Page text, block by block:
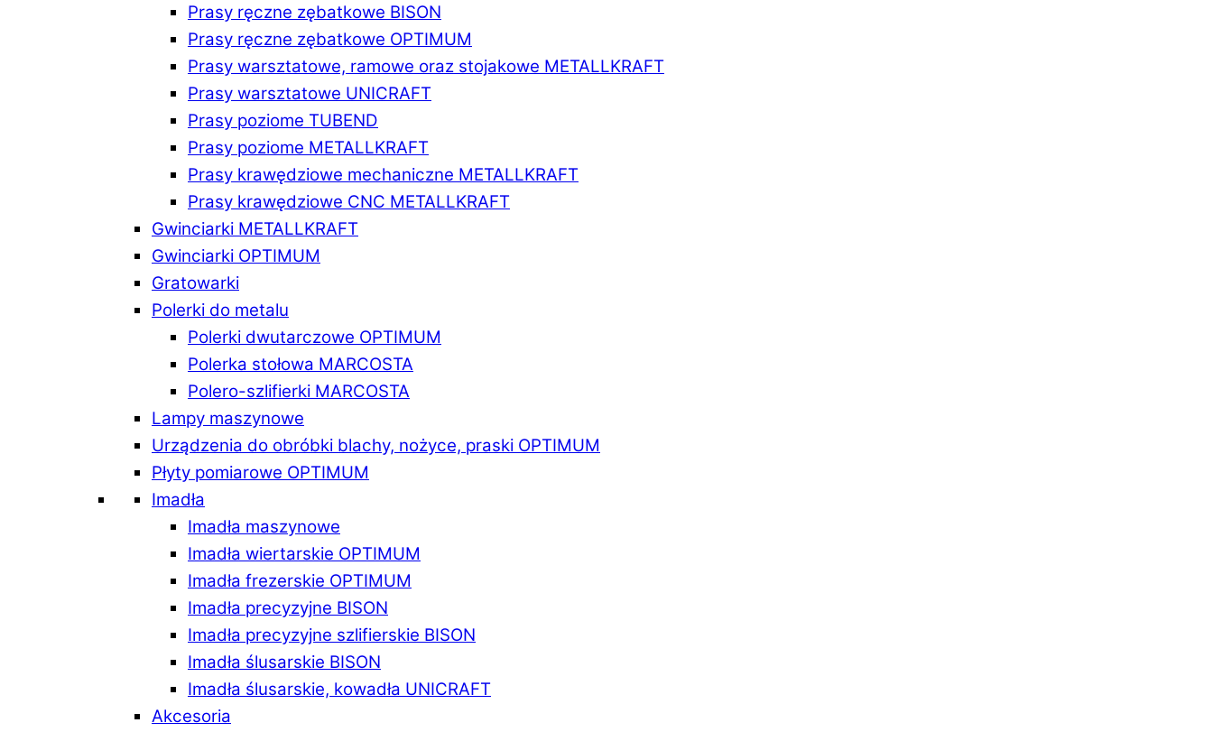
Prasy ręczne zębatkowe BISON
Prasy ręczne zębatkowe OPTIMUM
Prasy warsztatowe, ramowe oraz stojakowe METALLKRAFT
Prasy warsztatowe UNICRAFT
Prasy poziome TUBEND
Prasy poziome METALLKRAFT
Prasy krawędziowe mechaniczne METALLKRAFT
Prasy krawędziowe CNC METALLKRAFT
Gwinciarki METALLKRAFT
Gwinciarki OPTIMUM
Gratowarki
Polerki do metalu
Polerki dwutarczowe OPTIMUM
Polerka stołowa MARCOSTA
Polero-szlifierki MARCOSTA
Lampy maszynowe
Urządzenia do obróbki blachy, nożyce, praski OPTIMUM
Płyty pomiarowe OPTIMUM
Imadła
Imadła maszynowe
Imadła wiertarskie OPTIMUM
Imadła frezerskie OPTIMUM
Imadła precyzyjne BISON
Imadła precyzyjne szlifierskie BISON
Imadła ślusarskie BISON
Imadła ślusarskie, kowadła UNICRAFT
Akcesoria